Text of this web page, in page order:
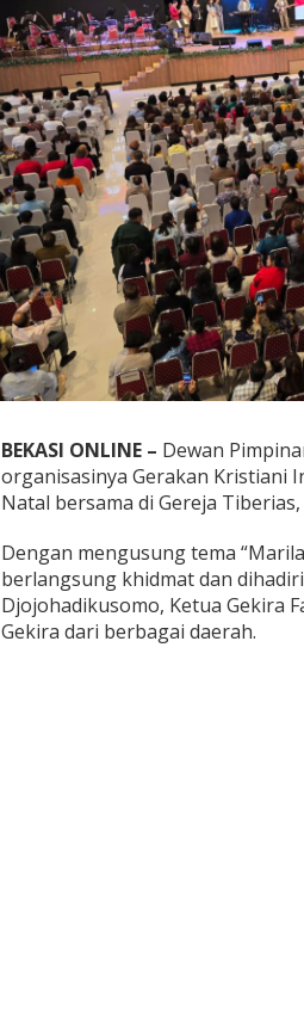
BEKASI ONLINE – Dewan
organisasinya Gerakan Kristiani
Natal bersama di Gereja
Dengan mengusung tema
berlangsung khidmat dan
Djojohadikusomo, Ketua Gekira
Gekira dari berbagai daerah.